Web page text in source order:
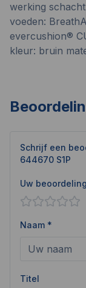
werking
voeden:
evercushion®
kleur: bruin
Schrijf een
644670 S1P
Uw
Naam *
Titel